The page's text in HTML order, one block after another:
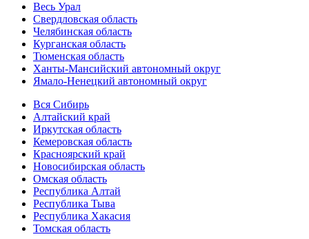
Весь Урал
Свердловская область
Челябинская область
Курганская область
Тюменская область
Ханты-Мансийский автономный округ
Ямало-Ненецкий автономный округ
Вся Сибирь
Алтайский край
Иркутская область
Кемеровская область
Красноярский край
Новосибирская область
Омская область
Республика Алтай
Республика Тыва
Республика Хакасия
Томская область